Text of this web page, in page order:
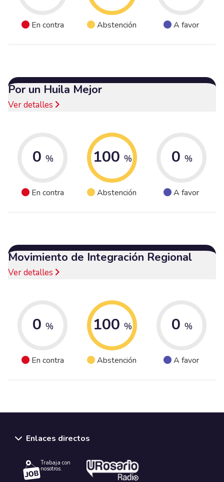
En contra Abstención A favor
Por un Huila Mejor
Ver detalles
0 %
En contra
100 %
Abstención
0 %
A favor
Movimiento de Integración Regional
Ver detalles
0 %
En contra
100 %
Abstención
0 %
A favor
Enlaces directos
Trabaja con
nosotros.